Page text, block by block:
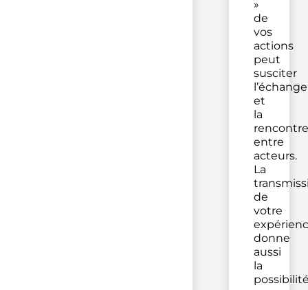
»
de
vos
actions
peut
susciter
l’échange
et
la
rencontre
entre
acteurs.
La
de
votre
donne
aussi
la